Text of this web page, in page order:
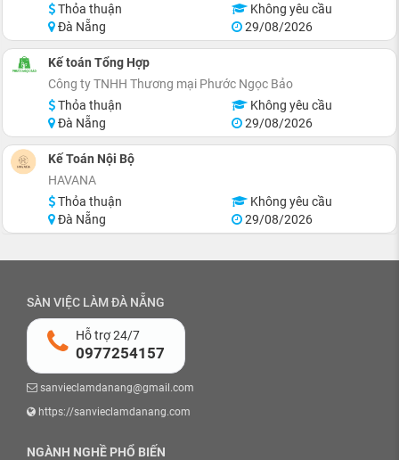
Thỏa thuận
Không yêu cầu
Đà Nẵng
29/08/2026
Kế toán Tổng Hợp
Công ty TNHH Thương mại Phước Ngọc Bảo
Thỏa thuận
Không yêu cầu
Đà Nẵng
29/08/2026
Kế Toán Nội Bộ
HAVANA
Thỏa thuận
Không yêu cầu
Đà Nẵng
29/08/2026
SÀN VIỆC LÀM ĐÀ NẴNG
Hỗ trợ 24/7
0977254157
sanvieclamdanang@gmail.com
https://sanvieclamdanang.com
NGÀNH NGHỀ PHỔ BIẾN